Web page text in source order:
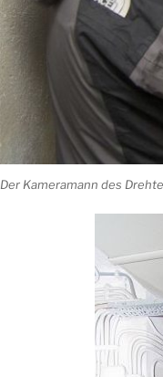
Der Kameramann des